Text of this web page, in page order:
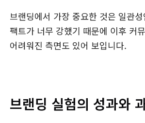
브랜딩에서 가장 중요한 것은 일관
팩트가 너무 강했기 때문에 이후 커
어려워진 측면도 있어 보입니다.
브랜딩 실험의 성과와